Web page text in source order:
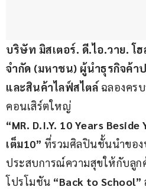
บริษัท มิสเตอร์. ดี.ไอ.วาย. โฮ
จำกัด (มหาชน) ผู้นำธุรกิจค้า
และสินค้าไลฟ์สไตล์ ฉลองคร
คอนเสิร์ตใหญ่
“MR. D.I.Y. 10 Years
เต็ม10” ที่รวมศิลปินชั้นนำของ
ประสบการณ์ความสุขให้กับลูก
โปรโมชัน “Back to School”